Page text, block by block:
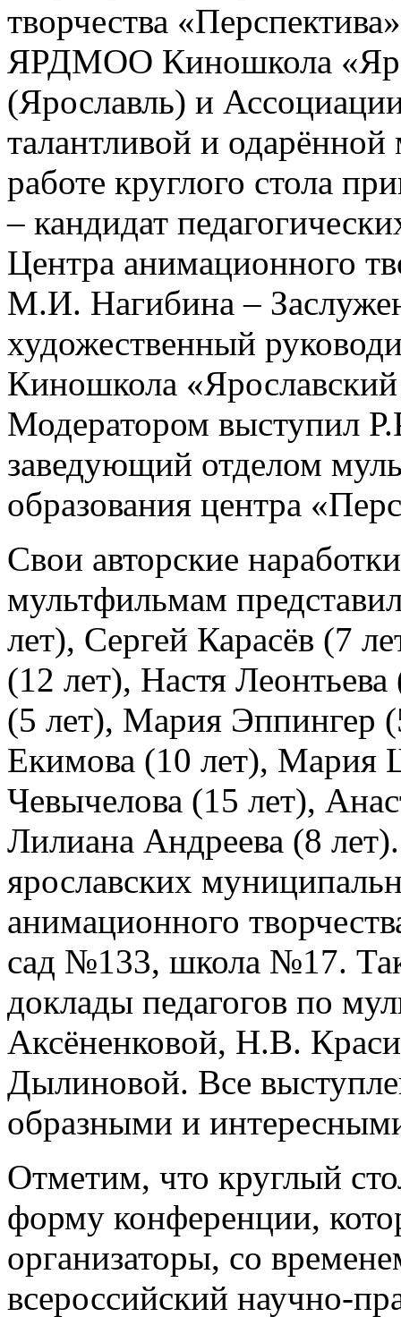
творчества
ЯРДМОО Киношкола
(Ярославль) и
талантливой и
работе круглого стола
– кандидат
Центра анимационного
М.И. Нагибина –
художественный
Киношкола
Модератором выступил
заведующий отделом
образования центра
Свои авторские
мультфильмам
лет), Сергей Карасёв (7
(12 лет), Настя
(5 лет), Мария Эппингер
Екимова (10 лет), Мария
Чевычелова (15 лет),
Лилиана Андреева (8
ярославских
анимационного
сад №133, школа №17.
доклады педагогов по
Аксёненковой, Н.В.
Дылиновой. Все
образными и
Отметим, что круглый
форму конференции,
организаторы, со
всероссийский научно-